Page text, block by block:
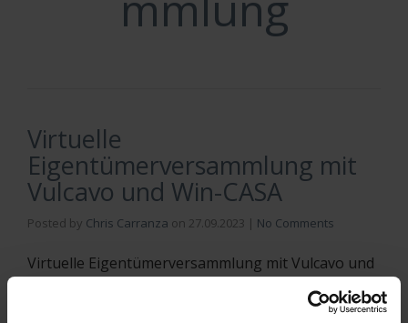
Virtuelle
Eigentümerversammlung mit
Vulcavo und Win-CASA
Posted by Chris Carranza on 27.09.2023 | No Comments
Virtuelle Eigentümerversammlung mit Vulcavo und
Bestandskunden verfügbar! Seit Win-CASA 2022 ist